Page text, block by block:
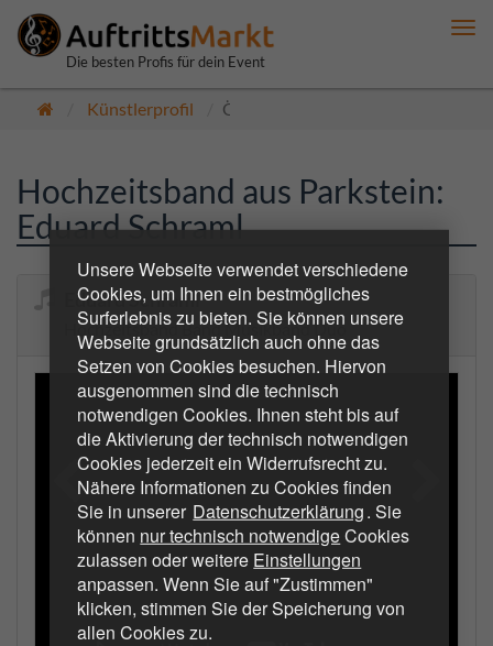
Unsere Webseite verwendet verschiedene
Cookies, um Ihnen ein bestmögliches
Surferlebnis zu bieten. Sie können unsere
Webseite grundsätzlich auch ohne das
Setzen von Cookies besuchen. Hiervon
ausgenommen sind die technisch
notwendigen Cookies. Ihnen steht bis auf
die Aktivierung der technisch notwendigen
Cookies jederzeit ein Widerrufsrecht zu.
Nähere Informationen zu Cookies finden
Sie in unserer Datenschutzerklärung. Sie
können nur technisch notwendigeCookies
zulassen oder weitere Einstellungen
anpassen. Wenn Sie auf "Zustimmen"
klicken, stimmen Sie der Speicherung von
allen Cookies zu.
Die besten Profis für dein Event
Künstlerprofil Öffentlich
Hochzeitsband aus Parkstein:
Eduard Schraml
Eduard Schraml
Hochzeitsband Band Musikband Duo